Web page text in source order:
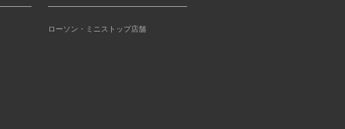
ローソン・ミニストップ店舗